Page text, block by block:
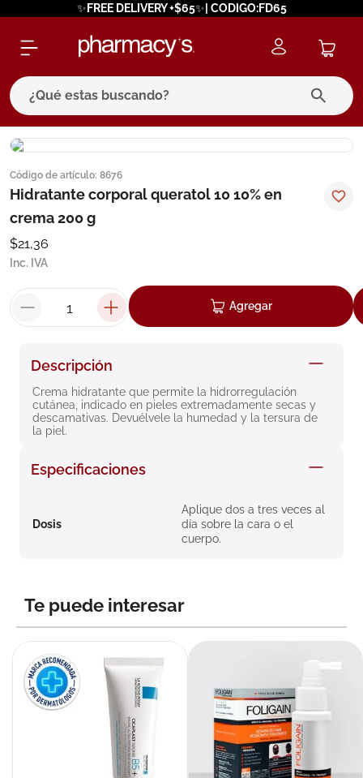
✨FREE DELIVERY +$65✨| CODIGO:FD65
¿Qué estas buscando?
Código de artículo: 8676
Hidratante corporal queratol 10 10% en
crema 200 g
$21,36
Inc. IVA
Agregar
Descripción
Crema hidratante que permite la hidrorregulación
cutánea, indicado en pieles extremadamente secas y
descamativas. Devuélvele la humedad y la tersura de
la piel.
Especificaciones
Dosis
Aplique dos a tres veces al
día sobre la cara o el
cuerpo.
Te puede interesar
términos más buscados
1. eucerin
3.
4.
5. cerave
roche posay
9. nivea
10.pañales